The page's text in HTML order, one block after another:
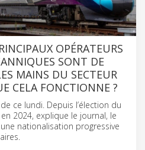
OPÉRATEURS
SONT DE
MAINS DU SECTEUR
CELA FONCTIONNE ?
ce lundi. Depuis l’élection du
2024, explique le journal, le
nationalisation progressive